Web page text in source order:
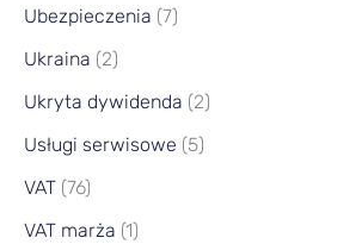
Ubezpieczenia (7)
Ukraina (2)
Ukryta dywidenda (2)
Usługi serwisowe (5)
VAT (76)
VAT marża (1)